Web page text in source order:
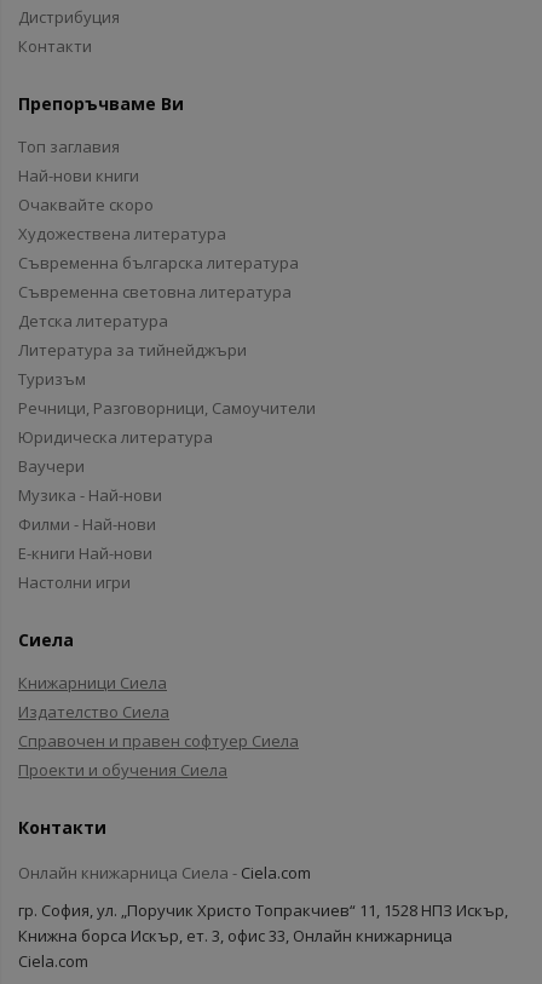
Дистрибуция
Контакти
Препоръчваме Ви
Топ заглавия
Най-нови книги
Очаквайте скоро
Художествена литература
Съвременна българска литература
Съвременна световна литература
Детска литература
Литература за тийнейджъри
Туризъм
Речници, Разговорници, Самоучители
Юридическа литература
Ваучери
Музика - Най-нови
Филми - Най-нови
Е-книги Най-нови
Настолни игри
Сиела
Книжарници Сиела
Издателство Сиела
Справочен и правен софтуер Сиела
Проекти и обучения Сиела
Контакти
Онлайн книжарница Сиела - Ciela.com
гр. София, ул. „Поручик Христо Топракчиев“ 11, 1528 НПЗ Искър,
Книжна борса Искър, ет. 3, офис 33, Онлайн книжарница
Ciela.com